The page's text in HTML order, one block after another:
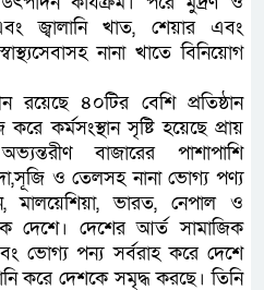
জ্বালানি খাত, শেয়ার এবং
নানা খাতে বিনিয়োগ
রয়েছে ৪০টির বেশি প্রতিষ্ঠান
কর্মসংস্থান সৃষ্টি হয়েছে প্রায়
বাজারের পাশাপাশি
ও তেলসহ নানা ভোগ্য পণ্য
মালয়েশিয়া, ভারত, নেপাল ও
দেশে। দেশের আর্ত সামাজিক
ভোগ্য পন্য সর্বরাহ করে দেশে
করে দেশকে সমৃদ্ধ করছে। তিনি